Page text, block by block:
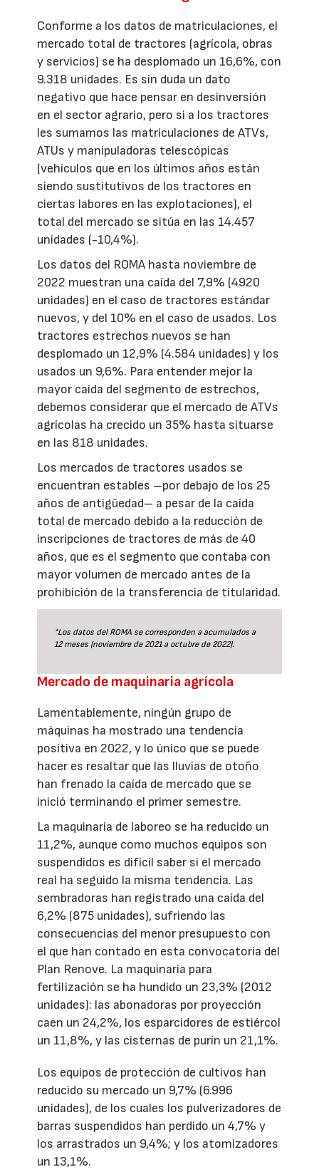
Conforme a los datos de matriculaciones, el
mercado total de tractores (agrícola, obras
y servicios) se ha desplomado un 16,6%, con
9.318 unidades. Es sin duda un dato
negativo que hace pensar en desinversión
en el sector agrario, pero si a los tractores
les sumamos las matriculaciones de ATVs,
ATUs y manipuladoras telescópicas
(vehículos que en los últimos años están
siendo sustitutivos de los tractores en
ciertas labores en las explotaciones), el
total del mercado se sitúa en las 14.457
unidades (-10,4%).
Los datos del ROMA hasta noviembre de
2022 muestran una caída del 7,9% (4920
unidades) en el caso de tractores estándar
nuevos, y del 10% en el caso de usados. Los
tractores estrechos nuevos se han
desplomado un 12,9% (4.584 unidades) y los
usados un 9,6%. Para entender mejor la
mayor caída del segmento de estrechos,
debemos considerar que el mercado de ATVs
agrícolas ha crecido un 35% hasta situarse
en las 818 unidades.
Los mercados de tractores usados se
encuentran estables –por debajo de los 25
años de antigüedad– a pesar de la caída
total de mercado debido a la reducción de
inscripciones de tractores de más de 40
años, que es el segmento que contaba con
mayor volumen de mercado antes de la
prohibición de la transferencia de titularidad.
*Los datos del ROMA se corresponden a acumulados a
12 meses (noviembre de 2021 a octubre de 2022).
Mercado de maquinaria agrícola
Lamentablemente, ningún grupo de
máquinas ha mostrado una tendencia
positiva en 2022, y lo único que se puede
hacer es resaltar que las lluvias de otoño
han frenado la caída de mercado que se
inició terminando el primer semestre.
La maquinaria de laboreo se ha reducido un
11,2%, aunque como muchos equipos son
suspendidos es difícil saber si el mercado
real ha seguido la misma tendencia. Las
sembradoras han registrado una caída del
6,2% (875 unidades), sufriendo las
consecuencias del menor presupuesto con
el que han contado en esta convocatoria del
Plan Renove. La maquinaria para
fertilización se ha hundido un 23,3% (2012
unidades): las abonadoras por proyección
caen un 24,2%, los esparcidores de estiércol
un 11,8%, y las cisternas de purín un 21,1%.
Los equipos de protección de cultivos han
reducido su mercado un 9,7% (6.996
unidades), de los cuales los pulverizadores de
barras suspendidos han perdido un 4,7% y
los arrastrados un 9,4%; y los atomizadores
un 13,1%.